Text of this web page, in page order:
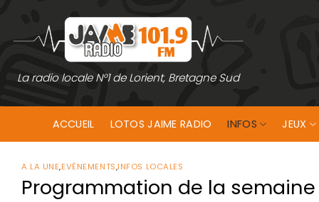
contenu
La radio locale N°1 de Lorient, Bretagne Sud
ACCUEIL LOTOS JAIME RADIO INFOS JEUX
A LA UNE,EVÉNEMENTS,INFOS LOCALES
Programmation de la